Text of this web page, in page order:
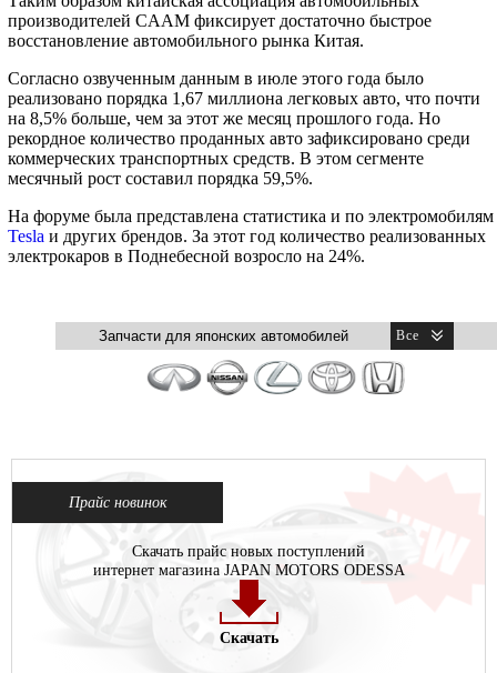
производителей CAAM фиксирует достаточно быстрое
восстановление автомобильного рынка Китая.
Согласно озвученным данным в июле этого года было
реализовано порядка 1,67 миллиона легковых авто, что почти
на 8,5% больше, чем за этот же месяц прошлого года. Но
рекордное количество проданных авто зафиксировано среди
коммерческих транспортных средств. В этом сегменте
месячный рост составил порядка 59,5%.
На форуме была представлена статистика и по электромобилям
Tesla и других брендов. За этот год количество реализованных
электрокаров в Поднебесной возросло на 24%.
Прайс новинок
Скачать прайс новых поступлений
интернет магазина JAPAN MOTORS ODESSA
Скачать